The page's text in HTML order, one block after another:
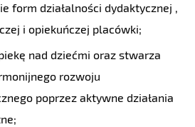
form działalności dydaktycznej ,
i opiekuńczej placówki;
nad dziećmi oraz stwarza
rozwoju
poprzez aktywne działania